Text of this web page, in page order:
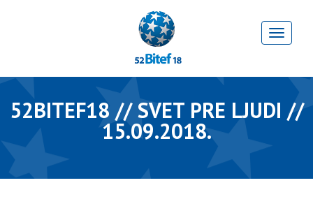
52BITEF18 // SVET PRE LJUDI //
15.09.2018.